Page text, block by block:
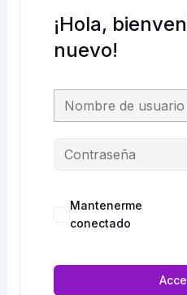
¡Hola,
nuevo!
Mantenerme
conectado